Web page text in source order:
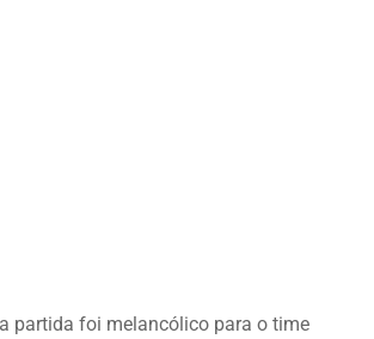
partida foi melancólico para o time